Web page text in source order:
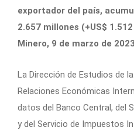
exportador del país,
2.657 millones (+US$
Minero, 9 de marzo de
La Dirección de Estudios de
Relaciones Económicas
datos del Banco Central, del
y del Servicio de Impuestos